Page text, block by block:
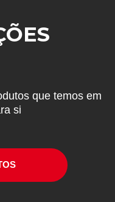
que temos em
si